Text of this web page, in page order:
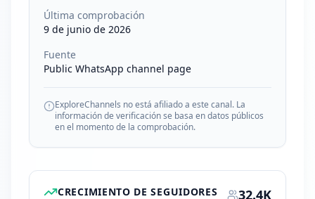
Última comprobación
9 de junio de 2026
Fuente
Public WhatsApp channel page
ExploreChannels no está afiliado a este canal. La
información de verificación se basa en datos públicos
en el momento de la comprobación.
CRECIMIENTO DE SEGUIDORES 32.4K